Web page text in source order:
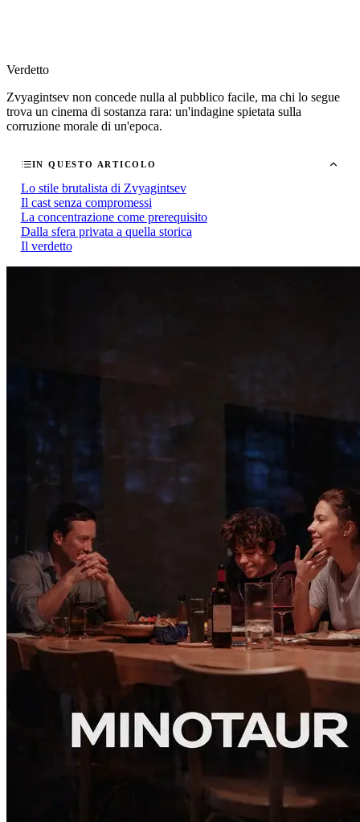
Verdetto
Zvyagintsev non concede nulla al pubblico facile, ma chi lo segue
trova un cinema di sostanza rara: un'indagine spietata sulla
corruzione morale di un'epoca.
IN QUESTO ARTICOLO
Lo stile brutalista di Zvyagintsev
Il cast senza compromessi
La concentrazione come prerequisito
Dalla sfera privata a quella storica
Il verdetto